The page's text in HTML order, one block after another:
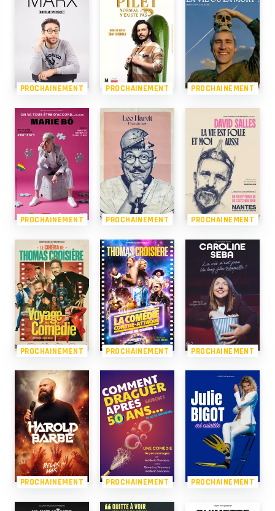
PROCHAINEMENT PROCHAINEMENT PROCHAINEMENT
PROCHAINEMENT PROCHAINEMENT PROCHAINEMENT
PROCHAINEMENT PROCHAINEMENT PROCHAINEMENT
PROCHAINEMENT PROCHAINEMENT PROCHAINEMENT